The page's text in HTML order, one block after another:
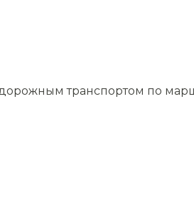
транспортом по